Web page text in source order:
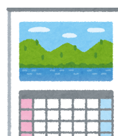
お知らせ
イベント・グッズ
YouTube
会社情報